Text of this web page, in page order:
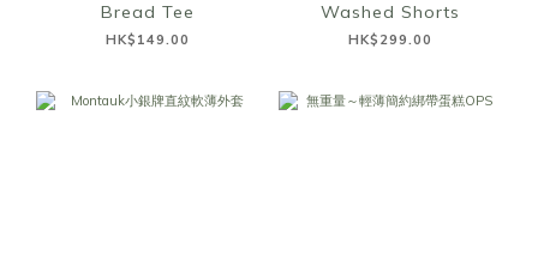
Bread Tee
HK$149.00
Washed Shorts
HK$299.00